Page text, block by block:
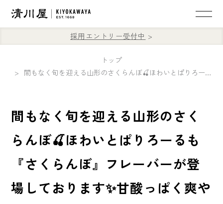
採用エントリー受付中
トップ
間もなく旬を迎える山形のさくらんぼ🍒ほわいとぱりろーるも『さくらんぼ』フレーバーが登場しております✨甘酸っぱく爽やかな味わいで大人気です😋
間もなく旬を迎える山形のさく
らんぼ🍒ほわいとぱりろーるも
『さくらんぼ』フレーバーが登
場しております✨甘酸っぱく爽や